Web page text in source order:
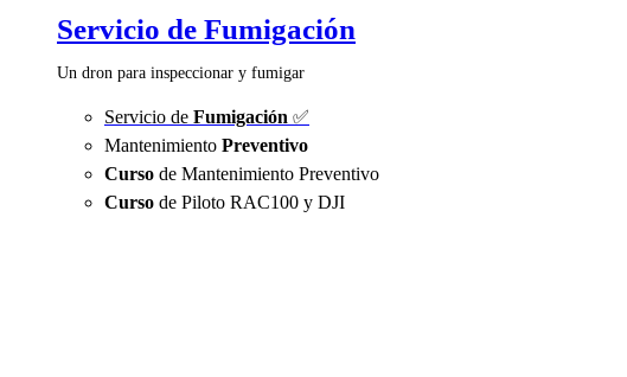
Servicio de Fumigación
Un dron para inspeccionar y fumigar
Servicio de Fumigación ✅
Mantenimiento Preventivo
Curso de Mantenimiento Preventivo
Curso de Piloto RAC100 y DJI